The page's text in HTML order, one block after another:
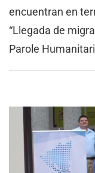
encuentran en
“Llegada de
Parole